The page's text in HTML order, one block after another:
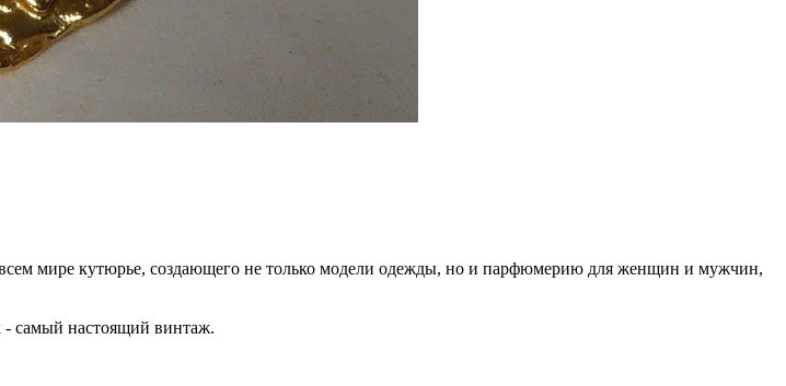
мире кутюрье, создающего не только модели одежды, но и парфюмерию для женщин и мужчин,
- самый настоящий винтаж.